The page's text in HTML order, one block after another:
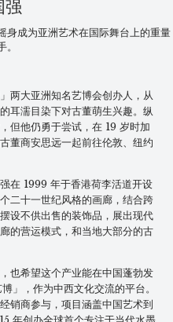
强
身成为亚洲艺术在国际舞台上的重量
。
两大亚洲知名艺博会创办人，从
耳濡目染下对古董萌生兴趣。纵
但他仍勇于尝试，在 19 岁时加
董商安思远一起前往伦敦、纽约
在 1999 年于香港荷李活道开设
二十一世纪风格的画廊，结合跨
设不供出售的装饰品，展出现代
的营运模式，和当地大部分的古
也希望这个产业能在中国蓬勃发
」，作为中西文化交流的平台。
销商参与，项目涵盖中国艺术到